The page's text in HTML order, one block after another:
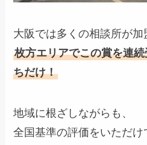
大阪では多くの相談所が加
枚方エリアでこの賞を連
ちだけ！
地域に根ざしながらも、
全国基準の評価をいただ